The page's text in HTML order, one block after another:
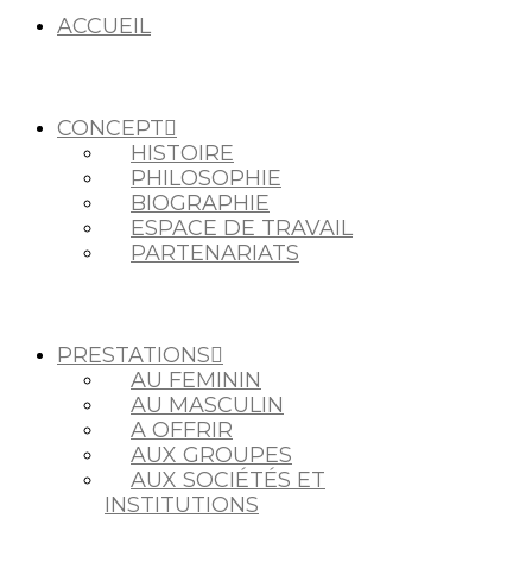
ACCUEIL
CONCEPT
HISTOIRE
PHILOSOPHIE
BIOGRAPHIE
ESPACE DE TRAVAIL
PARTENARIATS
PRESTATIONS
AU FEMININ
AU MASCULIN
A OFFRIR
AUX GROUPES
AUX SOCIÉTÉS ET
INSTITUTIONS